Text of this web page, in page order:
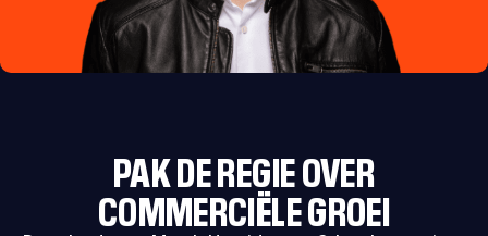
PAK DE REGIE OVER
COMMERCIËLE GROEI